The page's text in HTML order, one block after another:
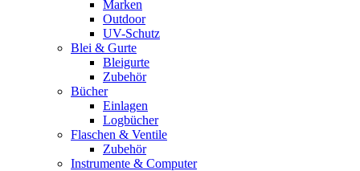
Marken
Outdoor
UV-Schutz
Blei & Gurte
Bleigurte
Zubehör
Bücher
Einlagen
Logbücher
Flaschen & Ventile
Zubehör
Instrumente & Computer